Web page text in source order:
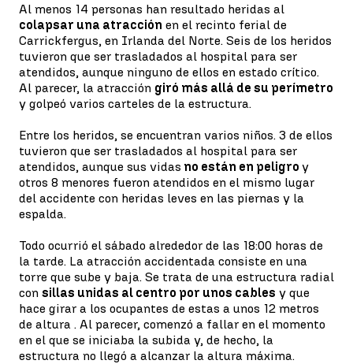
Al menos 14 personas han resultado heridas al
colapsar una atracción en el recinto ferial de
Carrickfergus, en Irlanda del Norte. Seis de los heridos
tuvieron que ser trasladados al hospital para ser
atendidos, aunque ninguno de ellos en estado crítico.
Al parecer, la atracción giró más allá de su perímetro
y golpeó varios carteles de la estructura.
Entre los heridos, se encuentran varios niños. 3 de ellos
tuvieron que ser trasladados al hospital para ser
atendidos, aunque sus vidas no están en peligro y
otros 8 menores fueron atendidos en el mismo lugar
del accidente con heridas leves en las piernas y la
espalda.
Todo ocurrió el sábado alrededor de las 18:00 horas de
la tarde. La atracción accidentada consiste en una
torre que sube y baja. Se trata de una estructura radial
con sillas unidas al centro por unos cables y que
hace girar a los ocupantes de estas a unos 12 metros
de altura . Al parecer, comenzó a fallar en el momento
en el que se iniciaba la subida y, de hecho, la
estructura no llegó a alcanzar la altura máxima.